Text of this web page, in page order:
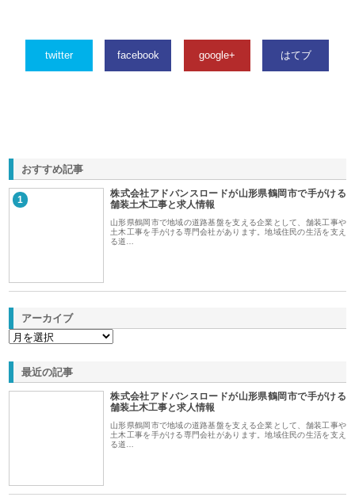
twitter facebook google+ はてブ
おすすめ記事
1
株式会社アドバンスロードが山形県鶴岡市で手がける
舗装土木工事と求人情報
山形県鶴岡市で地域の道路基盤を支える企業として、舗装工事や
土木工事を手がける専門会社があります。地域住民の生活を支え
る道…
アーカイブ
最近の記事
株式会社アドバンスロードが山形県鶴岡市で手がける
舗装土木工事と求人情報
山形県鶴岡市で地域の道路基盤を支える企業として、舗装工事や
土木工事を手がける専門会社があります。地域住民の生活を支え
る道…